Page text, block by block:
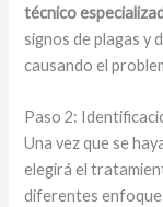
técnico
signos de plagas y
causando el
Paso 2:
Una vez que se
elegirá el
diferentes